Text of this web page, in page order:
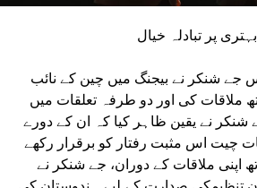
پر تبادلہ خیال
جے شنکر نے بیجنگ میں چین کے نائب
ملاقات کی اور دو طرفہ تعلقات میں
شنکر نے یقین ظاہر کیا کہ ان کے دورے
چیت اس مثبت رفتار کو برقرار رکھے
اپنی ملاقات کے دوران، جے شنکر نے